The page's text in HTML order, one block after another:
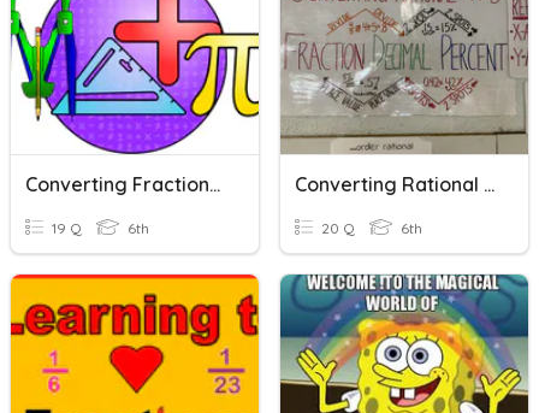
Converting Fractions And Decimals
19 Q 6th
Converting Rational #s (1-100%, <1%, >100%)
20 Q 6th